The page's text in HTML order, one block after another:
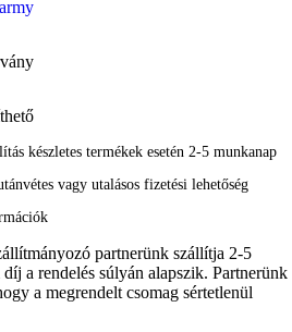
készletes termékek esetén 2-5 munkanap
vagy utalásos fizetési lehetőség
partnerünk szállítja 2-5
a rendelés súlyán alapszik. Partnerünk
a megrendelt csomag sértetlenül